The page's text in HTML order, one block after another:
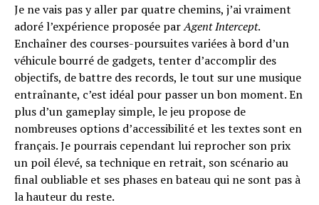
Je ne vais pas y aller par quatre chemins, j’ai vraiment
adoré l’expérience proposée parAgent Intercept.
Enchaîner des courses-poursuites variées à bord d’un
véhicule bourré de gadgets, tenter d’accomplir des
objectifs, de battre des records, le tout sur une musique
entraînante, c’est idéal pour passer un bon moment. En
plus d’un gameplay simple, le jeu propose de
nombreuses options d’accessibilité et les textes sont en
français. Je pourrais cependant lui reprocher son prix
un poil élevé, sa technique en retrait, son scénario au
final oubliable et ses phases en bateau qui ne sont pas à
la hauteur du reste.